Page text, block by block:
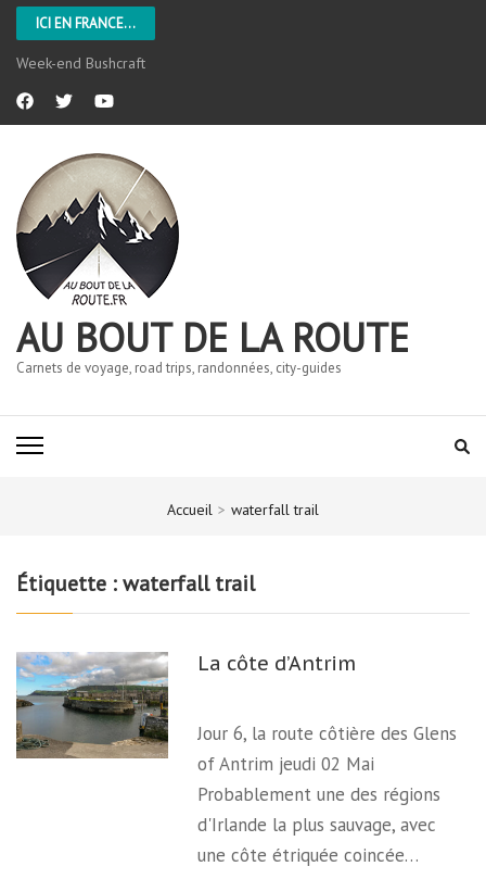
ICI EN FRANCE...
Week-end Bushcraft
AU BOUT DE LA ROUTE
Carnets de voyage, road trips, randonnées, city-guides
Accueil > waterfall trail
Étiquette :waterfall trail
La côte d’Antrim
Jour 6, la route côtière des Glens
of Antrim jeudi 02 Mai
Probablement une des régions
d'Irlande la plus sauvage, avec
une côte étriquée coincée…